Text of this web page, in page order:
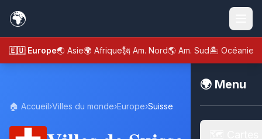
🌍
🇪🇺 Europe🌏 Asie🌍 Afrique🗽 Am. Nord🌎 Am. Sud🏝️ Océanie
🌍 Menu
🏠 Accueil›Villes du monde›Europe›Suisse